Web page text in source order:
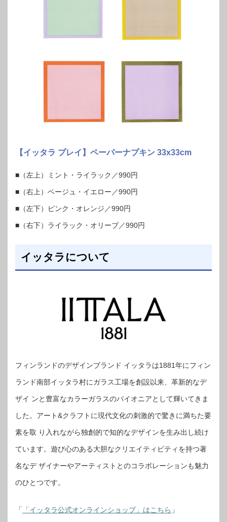
【イッタラ プレイ】ペーパーナプキン 33x33cm
■（左上）ミント・ライラック／990円
■（右上）ベージュ・イエロー／990円
■（左下）ピンク・オレンジ／990円
■（右下）ライラック・オリーブ／990円
イッタラについて
フィンランドのデザインブランド イッタラは1881年にフィン
ランド南部イッタラ村にガラス工場を創設以来、革新的なデ
ザイ ンと豊富なカラーガラスのパイオニアとして輝いてきま
した。アート&クラフトに現代文化の刺激的で驚きに満ちた要
素を取 り入れながら独創的で知的なデザインを生み出し続け
ています。遊び心のある大胆なクリエイティビティを持つ著
名なデ ザイナーやアーティストとのコラボレーションも魅力
のひとつです。
「 「イッタラ公式オンラインショップ」はこちら 」